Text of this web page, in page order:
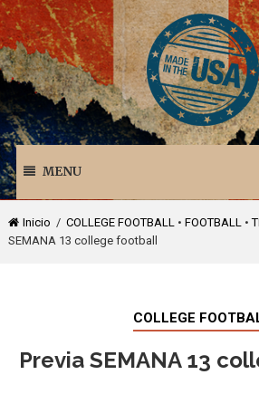
MENU
Inicio / COLLEGE FOOTBALL• FOOTBALL•
SEMANA 13 college football
COLLEGE
Previa SEMANA 13